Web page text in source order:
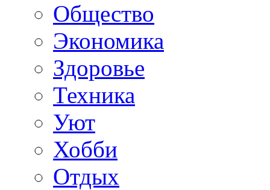
Общество
Экономика
Здоровье
Техника
Уют
Хобби
Отдых